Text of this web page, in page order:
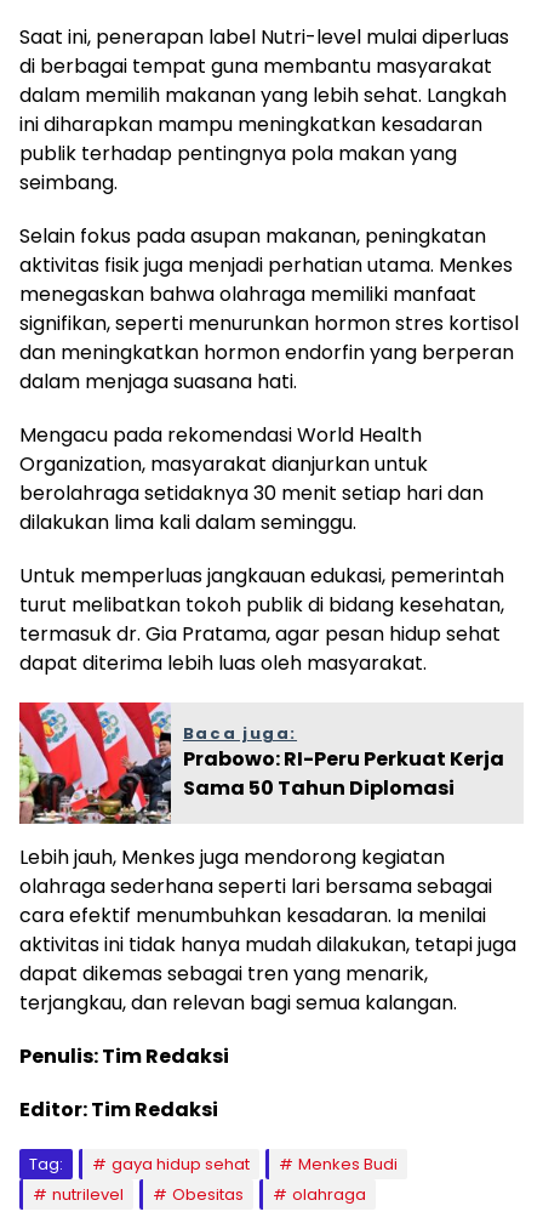
Saat ini, penerapan label Nutri-level mulai diperluas
di berbagai tempat guna membantu masyarakat
dalam memilih makanan yang lebih sehat. Langkah
ini diharapkan mampu meningkatkan kesadaran
publik terhadap pentingnya pola makan yang
seimbang.
Selain fokus pada asupan makanan, peningkatan
aktivitas fisik juga menjadi perhatian utama. Menkes
menegaskan bahwa olahraga memiliki manfaat
signifikan, seperti menurunkan hormon stres kortisol
dan meningkatkan hormon endorfin yang berperan
dalam menjaga suasana hati.
Mengacu pada rekomendasiWorld Health
Organization, masyarakat dianjurkan untuk
berolahraga setidaknya 30 menit setiap hari dan
dilakukan lima kali dalam seminggu.
Untuk memperluas jangkauan edukasi, pemerintah
turut melibatkan tokoh publik di bidang kesehatan,
termasukdr. Gia Pratama, agar pesan hidup sehat
dapat diterima lebih luas oleh masyarakat.
Baca juga:
Prabowo: RI-Peru Perkuat Kerja
Sama 50 Tahun Diplomasi
Lebih jauh, Menkes juga mendorong kegiatan
olahraga sederhana seperti lari bersama sebagai
cara efektif menumbuhkan kesadaran. Ia menilai
aktivitas ini tidak hanya mudah dilakukan, tetapi juga
dapat dikemas sebagai tren yang menarik,
terjangkau, dan relevan bagi semua kalangan.
Penulis: Tim Redaksi
Editor: Tim Redaksi
Tag: gaya hidup sehat
Menkes Budi
nutrilevel
Obesitas olahraga